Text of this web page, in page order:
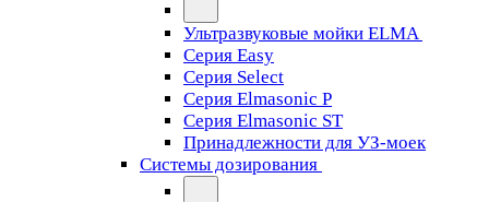
Ультразвуковые мойки ELMA
Серия Easy
Серия Select
Серия Elmasonic P
Серия Elmasonic ST
Принадлежности для УЗ-моек
Системы дозирования